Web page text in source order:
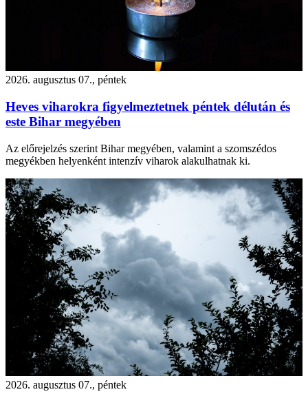
2026. augusztus 07., péntek
Heves viharokra figyelmeztetnek péntek délután és
este Bihar megyében
Az előrejelzés szerint Bihar megyében, valamint a szomszédos
megyékben helyenként intenzív viharok alakulhatnak ki.
2026. augusztus 07., péntek